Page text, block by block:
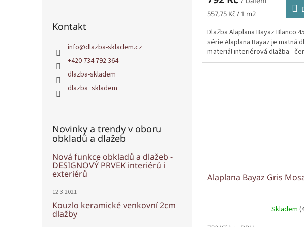
Kontakt
info@dlazba-skladem.cz
+420 734 792 364
dlazba-skladem
dlazba_skladem
Novinky a trendy v oboru
obkladů a dlažeb
Nová funkce obkladů a dlažeb -
DESIGNOVÝ PRVEK interiérů i
exteriérů
12.3.2021
Kouzlo keramické venkovní 2cm
dlažby
Měrná
557,75 Kč / 1 m2
Dlažba Alaplana Bayaz Blanco
série Alaplana Bayaz je matná
materiál interiérová dlažba -
Alaplana Bayaz Gris
Skladem